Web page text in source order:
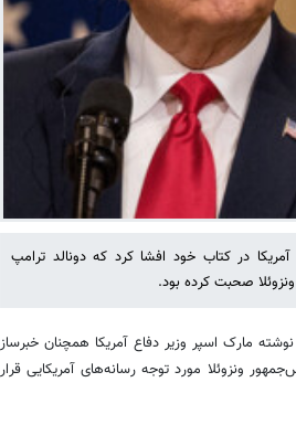
فارس نوشت:«مارک اسپر» وزیر دفاع ژوئن ۲۰۱۹ تا نوامبر ۲۰۲۰ آمریکا در کتاب خود افشا کرد که دونالد ترامپ
صحبت کرده بود.
مارک اسپر وزیر دفاع آمریکا همچنان خبرساز
ونزوئلا مورد توجه رسانه‌های آمریکایی قرار